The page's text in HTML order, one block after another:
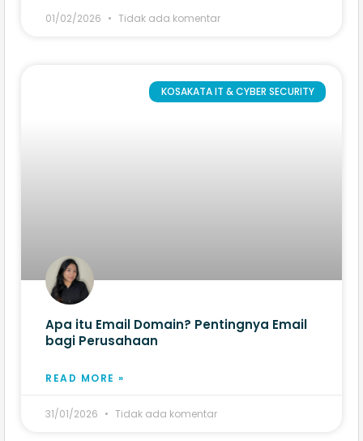
01/02/2026 Tidak ada komentar
KOSAKATA IT & CYBER SECURITY
Apa itu Email Domain? Pentingnya Email
bagi Perusahaan
READ MORE »
31/01/2026 Tidak ada komentar